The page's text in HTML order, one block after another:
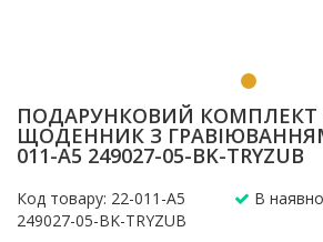
ПОДАРУНКОВИЙ КОМПЛЕКТ
ЩОДЕННИК З
011-A5 249027-05-BK-TRYZUB
Код товару: 22-011-A5
249027-05-BK-TRYZUB
В